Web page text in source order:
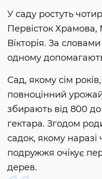
У саду ростуть
Первісток Храмова,
Вікторія. За
одному
Сад, якому сім
повноцінний
збирають від 800 до
гектара. Згодом
садок, якому наразі
подружжя очікує
дерев.